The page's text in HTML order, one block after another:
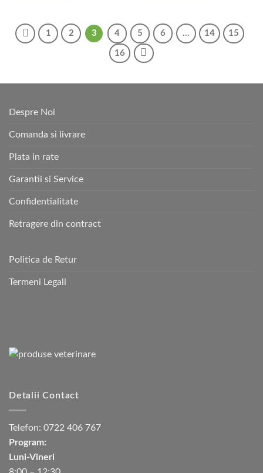
1 2 3 4 5 6 … 14 15
16
Despre Noi
Comanda si livrare
Plata in rate
Garantii si Service
Confidentialitate
Retragere din contract
Politica de Retur
Termeni Legali
Detalii Contact
Telefon: 0722 406 767
Program:
Luni-Vineri